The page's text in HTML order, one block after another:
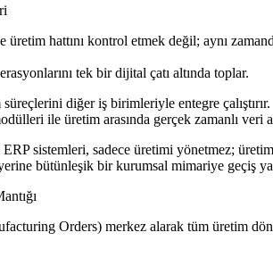
hattını kontrol etmek değil; aynı
tek bir dijital çatı altında toplar.
diğer iş birimleriyle entegre çalıştırır.
ile üretim arasında gerçek zamanlı veri
sistemleri, sadece üretimi yönetmez;
bütünleşik bir kurumsal mimariye geçiş
Orders) merkez alarak tüm üretim